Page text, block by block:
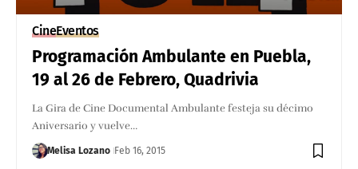
CineEventos
Programación Ambulante en Puebla,
19 al 26 de Febrero, Quadrivia
La Gira de Cine Documental Ambulante festeja su décimo
Aniversario y vuelve…
Melisa Lozano Feb 16, 2015